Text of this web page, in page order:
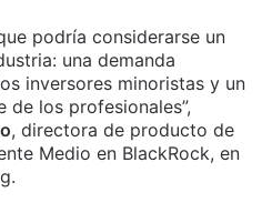
podría considerarse un
una demanda
inversores minoristas y un
los profesionales”,
, directora de producto de
Medio en BlackRock, en